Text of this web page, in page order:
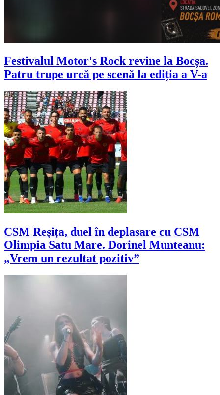
Festivalul Motor's Rock revine la Bocșa.
Patru trupe urcă pe scenă la ediția a V-a
CSM Reșița, duel în deplasare cu CSM
Olimpia Satu Mare. Dorinel Munteanu:
„Vrem un rezultat pozitiv”